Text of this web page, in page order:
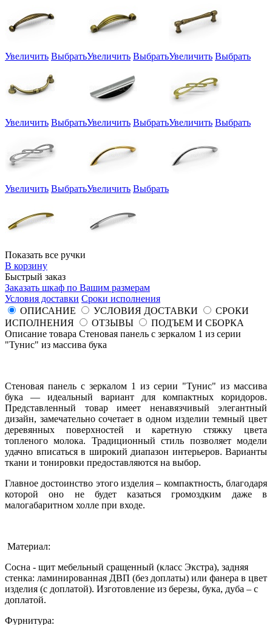
Увеличить ВыбратьУвеличить ВыбратьУвеличить Выбрать
Увеличить ВыбратьУвеличить ВыбратьУвеличить Выбрать
Увеличить ВыбратьУвеличить Выбрать
Показать все ручки
В корзину
Быстрый заказ
Заказать шкаф по Вашим размерам
Условия доставки Сроки исполнения
ОПИСАНИЕ
УСЛОВИЯ ДОСТАВКИ
СРОКИ
ИСПОЛНЕНИЯ
ОТЗЫВЫ
ПОДЪЕМ И СБОРКА
Описание товара Стеновая панель с зеркалом 1 из серии
"Тунис" из массива бука
Стеновая панель с зеркалом 1 из серии "Тунис" из массива
бука — идеальный вариант для компактных коридоров.
Представленный товар имеет ненавязчивый элегантный
дизайн, замечательно сочетает в одном изделии темный цвет
деревянных поверхностей и каретную стяжку цвета
топленого молока. Традиционный стиль позволяет модели
удачно вписаться в широкий диапазон интерьеров. Варианты
ткани и тонировки предоставляются на выбор.
Главное достоинство этого изделия – компактность, благодаря
которой оно не будет казаться громоздким даже в
малогабаритном холле при входе.
Материал:
Сосна - щит мебельный сращенный (класс Экстра), задняя
стенка: ламинированная ДВП (без доплаты) или фанера в цвет
изделия (с доплатой). Изготовление из березы, бука, дуба – с
доплатой.
Фурнитура: